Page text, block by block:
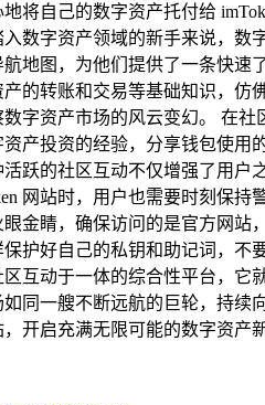
将自己的数字资产托付给
数字资产领域的新手来说，
地图，为他们提供了一条快速
的转账和交易等基础知识，
字资产市场的风云变幻。 在
产投资的经验，分享钱包使
跃的社区互动不仅增强了用
网站时，用户也需要时刻保
金睛，确保访问的是官方网
护好自己的私钥和助记词，
互动于一体的综合性平台，
同一艘不断远航的巨轮，持
开启充满无限可能的数字资产